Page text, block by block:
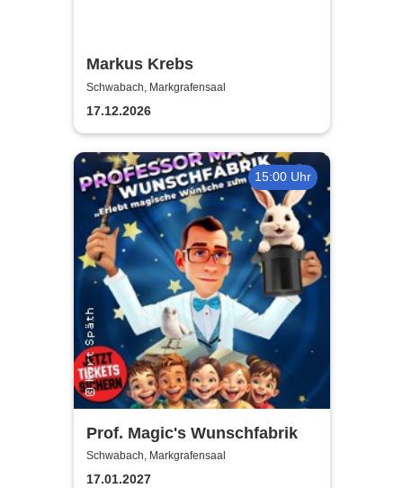
Markus Krebs
Schwabach, Markgrafensaal
17.12.2026
15:00 Uhr
Prof. Magic's Wunschfabrik
Schwabach, Markgrafensaal
17.01.2027